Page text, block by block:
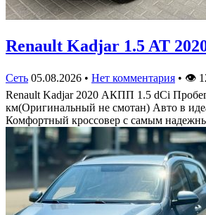
Renault Kadjar 1.5 AT
Сеть 05.08.2026 • Нет комментария • 👁
Renault Kadjar 2020 АКПП 1.5 dCi
км(Оригинальный не смотан) Авто в
Комфортный кроссовер с самым